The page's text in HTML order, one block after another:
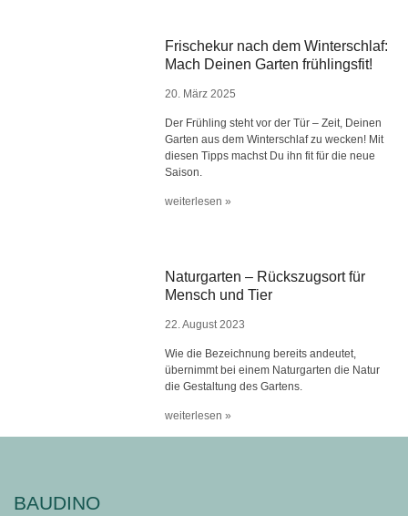
Frischekur nach dem Winterschlaf:
Mach Deinen Garten frühlingsfit!
20. März 2025
Der Frühling steht vor der Tür – Zeit, Deinen
Garten aus dem Winterschlaf zu wecken! Mit
diesen Tipps machst Du ihn fit für die neue
Saison.
weiterlesen »
Naturgarten – Rückszugsort für
Mensch und Tier
22. August 2023
Wie die Bezeichnung bereits andeutet,
übernimmt bei einem Naturgarten die Natur
die Gestaltung des Gartens.
weiterlesen »
BAUDINO